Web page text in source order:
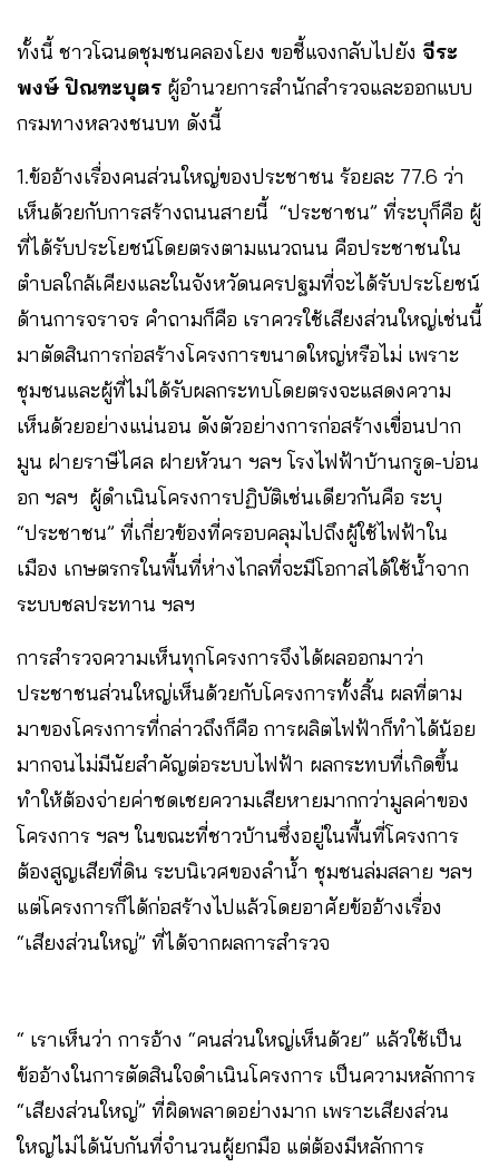
ทั้งนี้ ชาวโฉนดชุมชนคลองโยง ขอชี้แจงกลับไปยัง จีระ
พงษ์ ปิณฑะบุตร ผู้อำนวยการสำนักสำรวจและออกแบบ
กรมทางหลวงชนบท ดังนี้
1.ข้ออ้างเรื่องคนส่วนใหญ่ของประชาชน ร้อยละ 77.6 ว่า
เห็นด้วยกับการสร้างถนนสายนี้ “ประชาชน” ที่ระบุก็คือ ผู้
ที่ได้รับประโยชน์โดยตรงตามแนวถนน คือประชาชนใน
ตำบลใกล้เคียงและในจังหวัดนครปฐมที่จะได้รับประโยชน์
ด้านการจราจร คำถามก็คือ เราควรใช้เสียงส่วนใหญ่เช่นนี้
มาตัดสินการก่อสร้างโครงการขนาดใหญ่หรือไม่ เพราะ
ชุมชนและผู้ที่ไม่ได้รับผลกระทบโดยตรงจะแสดงความ
เห็นด้วยอย่างแน่นอน ดังตัวอย่างการก่อสร้างเขื่อนปาก
มูน ฝายราษีไศล ฝายหัวนา ฯลฯ โรงไฟฟ้าบ้านกรูด-บ่อน
อก ฯลฯ ผู้ดำเนินโครงการปฏิบัติเช่นเดียวกันคือ ระบุ
“ประชาชน” ที่เกี่ยวข้องที่ครอบคลุมไปถึงผู้ใช้ไฟฟ้าใน
เมือง เกษตรกรในพื้นที่ห่างไกลที่จะมีโอกาสได้ใช้น้ำจาก
ระบบชลประทาน ฯลฯ
การสำรวจความเห็นทุกโครงการจึงได้ผลออกมาว่า
ประชาชนส่วนใหญ่เห็นด้วยกับโครงการทั้งสิ้น ผลที่ตาม
มาของโครงการที่กล่าวถึงก็คือ การผลิตไฟฟ้าก็ทำได้น้อย
มากจนไม่มีนัยสำคัญต่อระบบไฟฟ้า ผลกระทบที่เกิดขึ้น
ทำให้ต้องจ่ายค่าชดเชยความเสียหายมากกว่ามูลค่าของ
โครงการ ฯลฯ ในขณะที่ชาวบ้านซึ่งอยู่ในพื้นที่โครงการ
ต้องสูญเสียที่ดิน ระบนิเวศของลำน้ำ ชุมชนล่มสลาย ฯลฯ
แต่โครงการก็ได้ก่อสร้างไปแล้วโดยอาศัยข้ออ้างเรื่อง
“เสียงส่วนใหญ่” ที่ได้จากผลการสำรวจ
“ เราเห็นว่า การอ้าง “คนส่วนใหญ่เห็นด้วย” แล้วใช้เป็น
ข้ออ้างในการตัดสินใจดำเนินโครงการ เป็นความหลักการ
“เสียงส่วนใหญ่” ที่ผิดพลาดอย่างมาก เพราะเสียงส่วน
ใหญ่ไม่ได้นับกันที่จำนวนผู้ยกมือ แต่ต้องมีหลักการ